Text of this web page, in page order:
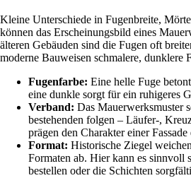
Kleine Unterschiede in Fugenbreite,
können das Erscheinungsbild eines
älteren Gebäuden sind die Fugen oft
moderne Bauweisen schmalere, dunklere
Fugenfarbe: Eine helle Fuge
eine dunkle sorgt für ein ruhigeres
Verband: Das Mauerwerksmuster
bestehenden folgen – Läufer-,
prägen den Charakter einer Fassade
Format: Historische Ziegel
Formaten ab. Hier kann es sinnvoll
bestellen oder die Schichten